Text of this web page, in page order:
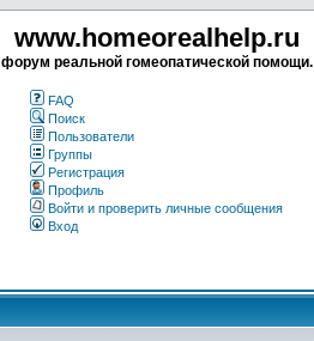
www.homeorealhelp.ru
форум реальной гомеопатической помощи.
FAQ
Поиск
Пользователи
Группы
Регистрация
Профиль
Войти и проверить личные сообщения
Вход